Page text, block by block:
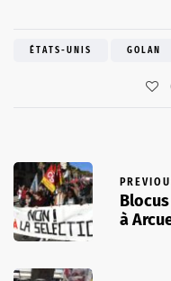
ÉTATS-UNIS GOLAN
à